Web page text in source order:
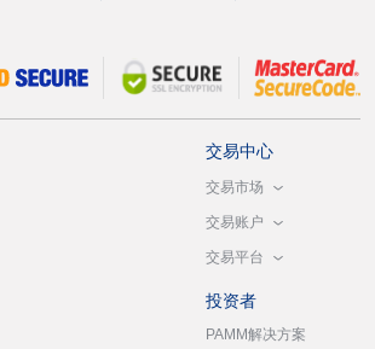
交易中心
交易市场
交易账户
交易平台
投资者
PAMM解决方案